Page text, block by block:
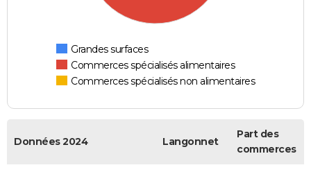
Grandes surfaces
Commerces spécialisés alimentaires
Commerces spécialisés non alimentaires
Données 2024 Langonnet
Part des
commerces